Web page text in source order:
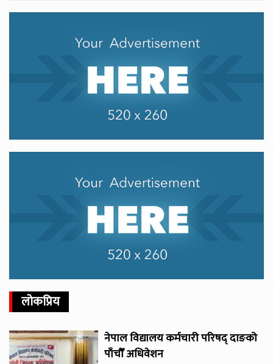
लोकप्रिय
नेपाल विद्यालय कर्मचारी परिषद् दाङको
पाँचौँ अधिवेशन